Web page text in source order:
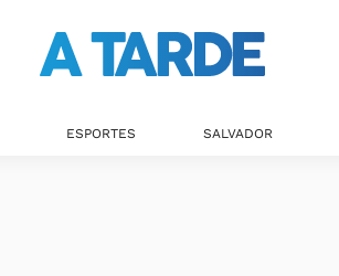
ESPORTES SALVADOR